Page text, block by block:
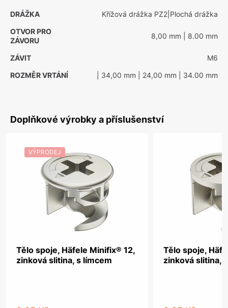
DRÁŽKA
Křížová drážka PZ2|Plochá drážka
OTVOR PRO
ZÁVORU
8,00 mm | 8.00 mm
ZÁVIT
M6
ROZMĚR VRTÁNÍ
| 34,00 mm | 24,00 mm | 34.00 mm
Doplňkové výrobky a příslušenství
VÝPRODEJ
Tělo spoje, Häfele Minifix® 12,
zinková slitina, s límcem
Tělo spoje,
zinková slitina,